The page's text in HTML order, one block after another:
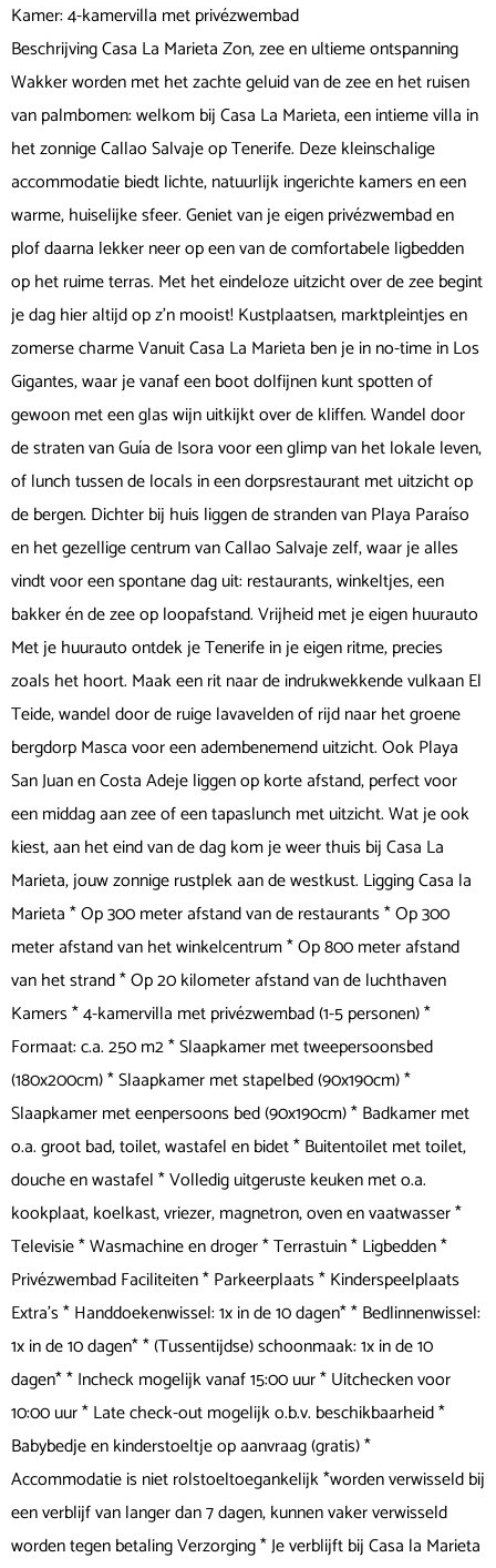
Kamer: 4-kamervilla met privézwembad
Beschrijving Casa La Marieta Zon, zee en ultieme ontspanning
Wakker worden met het zachte geluid van de zee en het ruisen
van palmbomen: welkom bij Casa La Marieta, een intieme villa in
het zonnige Callao Salvaje op Tenerife. Deze kleinschalige
accommodatie biedt lichte, natuurlijk ingerichte kamers en een
warme, huiselijke sfeer. Geniet van je eigen privézwembad en
plof daarna lekker neer op een van de comfortabele ligbedden
op het ruime terras. Met het eindeloze uitzicht over de zee begint
je dag hier altijd op z’n mooist! Kustplaatsen, marktpleintjes en
zomerse charme Vanuit Casa La Marieta ben je in no-time in Los
Gigantes, waar je vanaf een boot dolfijnen kunt spotten of
gewoon met een glas wijn uitkijkt over de kliffen. Wandel door
de straten van Guía de Isora voor een glimp van het lokale leven,
of lunch tussen de locals in een dorpsrestaurant met uitzicht op
de bergen. Dichter bij huis liggen de stranden van Playa Paraíso
en het gezellige centrum van Callao Salvaje zelf, waar je alles
vindt voor een spontane dag uit: restaurants, winkeltjes, een
bakker én de zee op loopafstand. Vrijheid met je eigen huurauto
Met je huurauto ontdek je Tenerife in je eigen ritme, precies
zoals het hoort. Maak een rit naar de indrukwekkende vulkaan El
Teide, wandel door de ruige lavavelden of rijd naar het groene
bergdorp Masca voor een adembenemend uitzicht. Ook Playa
San Juan en Costa Adeje liggen op korte afstand, perfect voor
een middag aan zee of een tapaslunch met uitzicht. Wat je ook
kiest, aan het eind van de dag kom je weer thuis bij Casa La
Marieta, jouw zonnige rustplek aan de westkust. Ligging Casa la
Marieta * Op 300 meter afstand van de restaurants * Op 300
meter afstand van het winkelcentrum * Op 800 meter afstand
van het strand * Op 20 kilometer afstand van de luchthaven
Kamers * 4-kamervilla met privézwembad (1-5 personen) *
Formaat: c.a. 250 m2 * Slaapkamer met tweepersoonsbed
(180x200cm) * Slaapkamer met stapelbed (90x190cm) *
Slaapkamer met eenpersoons bed (90x190cm) * Badkamer met
o.a. groot bad, toilet, wastafel en bidet * Buitentoilet met toilet,
douche en wastafel * Volledig uitgeruste keuken met o.a.
kookplaat, koelkast, vriezer, magnetron, oven en vaatwasser *
Televisie * Wasmachine en droger * Terrastuin * Ligbedden *
Privézwembad Faciliteiten * Parkeerplaats * Kinderspeelplaats
Extra's * Handdoekenwissel: 1x in de 10 dagen* * Bedlinnenwissel:
1x in de 10 dagen* * (Tussentijdse) schoonmaak: 1x in de 10
dagen* * Incheck mogelijk vanaf 15:00 uur * Uitchecken voor
10:00 uur * Late check-out mogelijk o.b.v. beschikbaarheid *
Babybedje en kinderstoeltje op aanvraag (gratis) *
Accommodatie is niet rolstoeltoegankelijk *worden verwisseld bij
een verblijf van langer dan 7 dagen, kunnen vaker verwisseld
worden tegen betaling Verzorging * Je verblijft bij Casa la Marieta